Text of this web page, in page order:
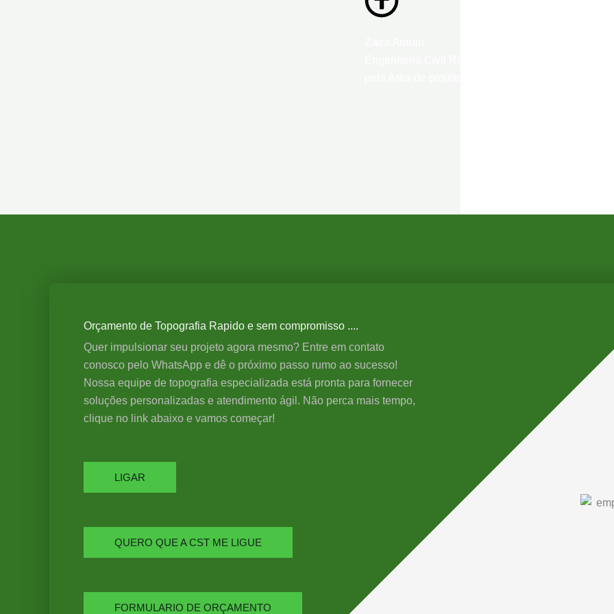
Orçamento de Topografia Rapido e sem compromisso ....
Quer impulsionar seu projeto agora mesmo? Entre em contato
conosco pelo WhatsApp e dê o próximo passo rumo ao sucesso!
Nossa equipe de topografia especializada está pronta para fornecer
soluções personalizadas e atendimento ágil. Não perca mais tempo,
clique no link abaixo e vamos começar!
LIGAR
QUERO QUE A CST ME LIGUE
FORMULARIO DE ORÇAMENTO